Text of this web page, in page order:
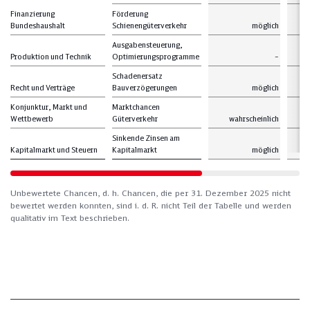
Finanzierung
Bundeshaushalt
Förderung
Schienengüterverkehr
möglich
Produktion und Technik
Ausgabensteuerung,
Optimierungsprogramme
–
Recht und Verträge
Schadenersatz
Bauverzögerungen
möglich
Konjunktur, Markt und
Wettbewerb
Marktchancen
Güterverkehr
wahrscheinlich
Kapitalmarkt und Steuern
Sinkende Zinsen am
Kapitalmarkt
möglich
Unbewertete Chancen, d. h. Chancen, die per 31. Dezember 2025 nicht
bewertet werden konnten, sind i. d. R. nicht Teil der Tabelle und werden
qualitativ im Text beschrieben.